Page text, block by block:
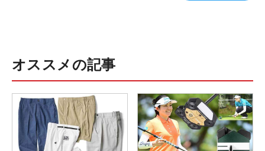
オススメの記事